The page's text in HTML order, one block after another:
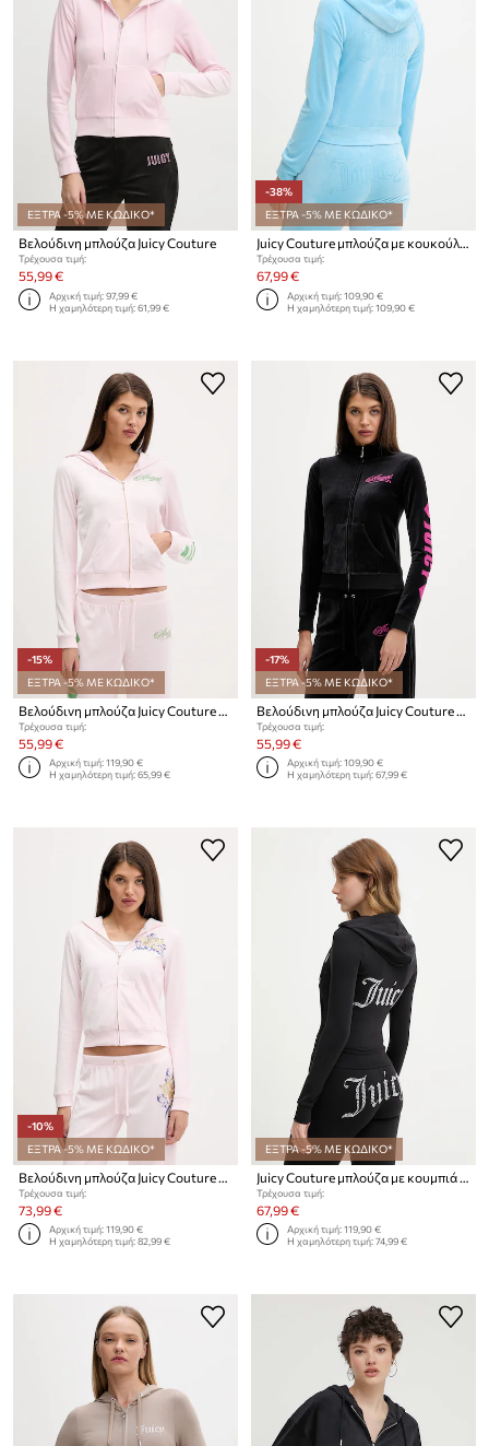
ΕΞΤΡΑ -5% ΜΕ ΚΩΔΙΚΟ*
Βελούδινη μπλούζα Juicy Couture
Τρέχουσα τιμή:
55,99 €
Αρχική τιμή:97,99 €
Η χαμηλότερη τιμή:61,99 €
-38%
ΕΞΤΡΑ -5% ΜΕ ΚΩΔΙΚΟ*
Juicy Couture μπλούζα με κουκούλα γυναικεία βελούρ MADISON COL OUT
Τρέχουσα τιμή:
67,99 €
Αρχική τιμή:109,90 €
Η χαμηλότερη τιμή:109,90 €
-15%
ΕΞΤΡΑ -5% ΜΕ ΚΩΔΙΚΟ*
Τρέχουσα τιμή:
55,99 €
Αρχική τιμή:119,90 €
Η χαμηλότερη τιμή:65,99 €
-17%
ΕΞΤΡΑ -5% ΜΕ ΚΩΔΙΚΟ*
Τρέχουσα τιμή:
55,99 €
Αρχική τιμή:109,90 €
Η χαμηλότερη τιμή:67,99 €
-10%
ΕΞΤΡΑ -5% ΜΕ ΚΩΔΙΚΟ*
Βελούδινη μπλούζα Juicy Couture Wrap You Up
Τρέχουσα τιμή:
73,99 €
Αρχική τιμή:119,90 €
Η χαμηλότερη τιμή:82,99 €
ΕΞΤΡΑ -5% ΜΕ ΚΩΔΙΚΟ*
Juicy Couture μπλούζα με κουμπιά γυναικεία με βαμβάκι OOLA HOODIE
Τρέχουσα τιμή:
67,99 €
Αρχική τιμή:119,90 €
Η χαμηλότερη τιμή:74,99 €